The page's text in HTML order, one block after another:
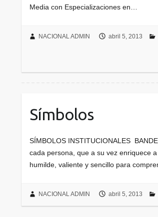
Media con Especializaciones en…
NACIONAL ADMIN abril 5, 2013
Símbolos
SÍMBOLOS INSTITUCIONALES
cada persona, que a su vez enriquece
humilde, valiente y sencillo para
NACIONAL ADMIN abril 5, 2013